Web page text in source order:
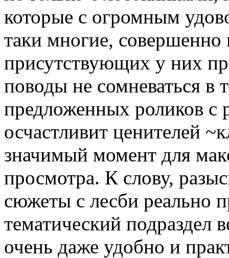
которые с огромным
таки многие, совершенно
присутствующих у них
поводы не сомневаться в
предложенных роликов с
осчастливит ценителей
значимый момент для
просмотра. К слову,
сюжеты с лесби реально
тематический подраздел
очень даже удобно и